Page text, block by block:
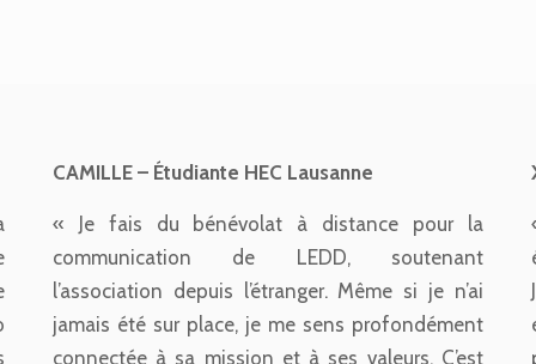
CAMILLE – Étudiante HEC Lausanne
« Je fais du bénévolat à distance pour la
communication de LEDD, soutenant
l’association depuis l’étranger. Même si je n’ai
jamais été sur place, je me sens profondément
connectée à sa mission et à ses valeurs. C’est